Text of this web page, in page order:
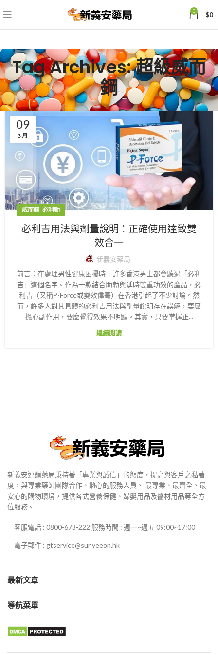
0 $0
Tag Archives: 超級威而
鋼
09
3 月
威而鋼, 必利勁
必利吉用法與劑量說明：正確使用達致雙
效合一
新義安藥局
前言：在處理男性健康困擾時，許多香港男士都會聽過「必利
吉」這個名字。作為一款結合助勃與延時雙重功效的產品，必
利吉（又稱P-Force或雙效偉哥）在香港引起了不少討論。然
而，許多人對其具體的必利吉用法與劑量說明存在誤解，要麼
擔心副作用，要麼覺得效果不明顯。其實，只要掌握正...
繼續閱讀
新義安連鎖藥局秉持著「專業與誠信」的態度，提高與客戶之黏著
度，與專業藥師團隊合作、熱心的服務人員、 最專業、最齊全、最
安心的購物環境，提供各式營養保健、婦嬰用品及醫材用品等全方
位服務。
客服電話 : 0800-678-222 服務時間 : 週一~週五 09:00~17:00
電子郵件 : gtservice@sunyeeon.hk
最新文章
導航菜單